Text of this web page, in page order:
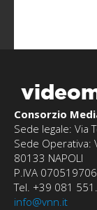
Consorzio
Sede legale: Via
Sede Operativa:
80133 NAPOLI
P.IVA
Tel. +39 081
info@vnn.it